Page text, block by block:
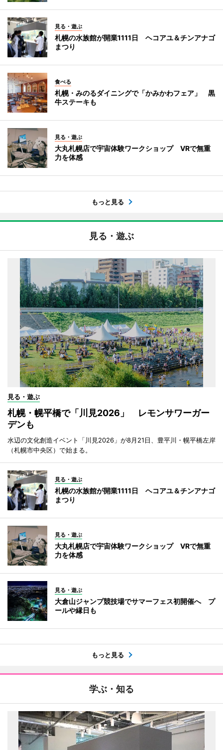
見る・遊ぶ
札幌の水族館が開業1111日 ヘコアユ＆チンアナゴ
まつり
食べる
札幌・みのるダイニングで「かみかわフェア」 黒
牛ステーキも
見る・遊ぶ
大丸札幌店で宇宙体験ワークショップ VRで無重
力を体感
もっと見る
見る・遊ぶ
見る・遊ぶ
札幌・幌平橋で「川見2026」 レモンサワーガー
デンも
水辺の文化創造イベント「川見2026」が8月21日、豊平川・幌平橋左岸
（札幌市中央区）で始まる。
見る・遊ぶ
札幌の水族館が開業1111日 ヘコアユ＆チンアナゴ
まつり
見る・遊ぶ
大丸札幌店で宇宙体験ワークショップ VRで無重
力を体感
見る・遊ぶ
大倉山ジャンプ競技場でサマーフェス初開催へ プ
ールや縁日も
もっと見る
学ぶ・知る